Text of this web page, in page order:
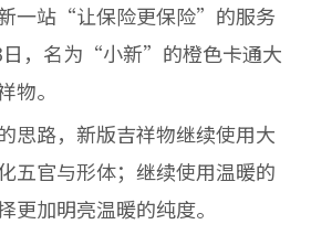
一站“让保险更保险”的服务
日，名为“小新”的橙色卡通大
物。
思路，新版吉祥物继续使用大
五官与形体；继续使用温暖的
更加明亮温暖的纯度。